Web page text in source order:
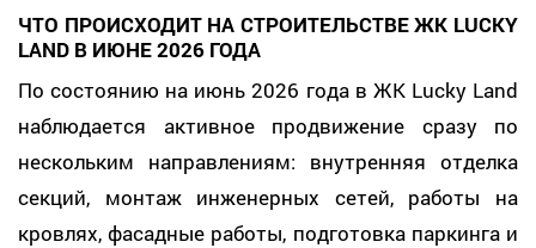
ЧТО ПРОИСХОДИТ НА СТРОИТЕЛЬСТВЕ ЖК LUCKY
LAND В ИЮНЕ 2026 ГОДА
По состоянию на июнь 2026 года в ЖК Lucky Land
наблюдается активное продвижение сразу по
нескольким направлениям: внутренняя отделка
секций, монтаж инженерных сетей, работы на
кровлях, фасадные работы, подготовка паркинга и